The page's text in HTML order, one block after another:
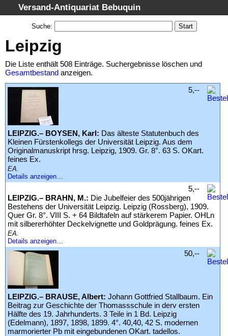
Versand-Antiquariat Bebuquin
Startseite
Suche
Kategorien
Schlagwörter
Suchergebnisse
Warenkorb
AGB
Widerruf
Datenschutz
Impressum
Suche:
Leipzig
Die Liste enthält 508 Einträge. Suchergebnisse löschen und
Gesamtbestand anzeigen.
LEIPZIG.– BOYSEN, Karl: Das älteste Statutenbuch des
Kleinen Fürstenkollegs der Universität Leipzig. Aus dem
Originalmanuskript hrsg. Leipzig, 1909. Gr. 8°. 63 S. OKart.
feines Ex.
EA.
Details anzeigen…
5,--
LEIPZIG.– BRAHN, M.: Die Jubelfeier des 500jährigen
Bestehens der Universität Leipzig. Leipzig (Rossberg), 1909.
Quer Gr. 8°. VIII S. + 64 Bildtafeln auf stärkerem Papier. OHLn
mit silbererhöhter Deckelvignette und Goldprägung. feines Ex.
EA.
Details anzeigen…
5,--
LEIPZIG.– BRAUSE, Albert: Johann Gottfried Stallbaum. Ein
Beitrag zur Geschichte der Thomassschule in derv ersten
Hälfte des 19. Jahrhunderts. 3 Teile in 1 Bd. Leipzig
(Edelmann), 1897, 1898, 1899. 4°. 40,40, 42 S. modernen
marmorierter Pb mit eingebundenen OKart. tadellos.
50,--